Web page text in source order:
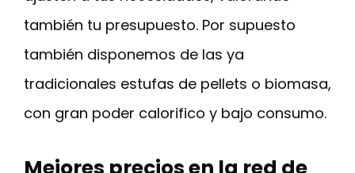
también tu presupuesto. Por supuesto
también disponemos de las ya
tradicionales estufas de pellets o biomasa,
con gran poder calorifico y bajo consumo.